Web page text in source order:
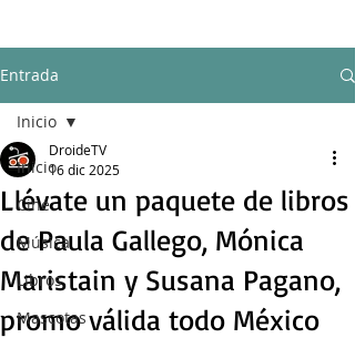
Entrada
Inicio
Cine
Música
Libros
Mascotas
Inicio
Llévate un paquete de libros
de Paula Gallego, Mónica
Maristain y Susana Pagano,
promo válida todo México
DroideTV
16 dic 2025